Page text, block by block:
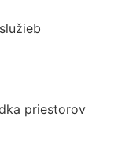
priestorov